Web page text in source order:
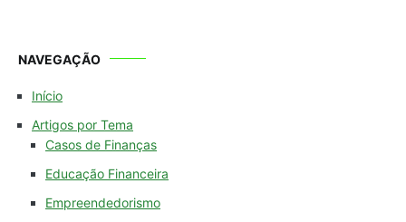
NAVEGAÇÃO
Início
Artigos por Tema
Casos de Finanças
Educação Financeira
Empreendedorismo